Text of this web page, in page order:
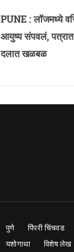
PUNE : लॉजमध्ये
आयुष्य संपवलं,
दलात खळबळ
पुणे पिंपरी चिंचवड
यशोगाथा विशेष लेख